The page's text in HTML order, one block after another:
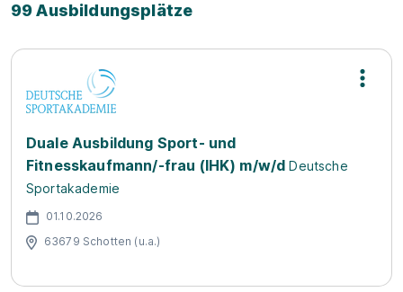
99 Ausbildungsplätze
Duale Ausbildung Sport- und
Fitnesskaufmann/-frau (IHK) m/w/d Deutsche
Sportakademie
01.10.2026
63679 Schotten (u.a.)